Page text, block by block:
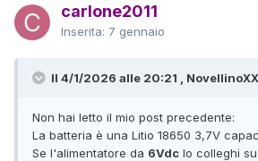
carlone2011
Inserita: 7 gennaio
Il 4/1/2026 alle 20:21 ,
Non hai letto il mio post precedente:
La batteria è una Litio 18650 3,7V
Se l'alimentatore da 6Vdc lo colleghi